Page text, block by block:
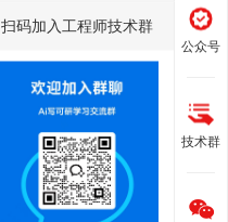
公众号
技术群
扫码加入工程师技术群